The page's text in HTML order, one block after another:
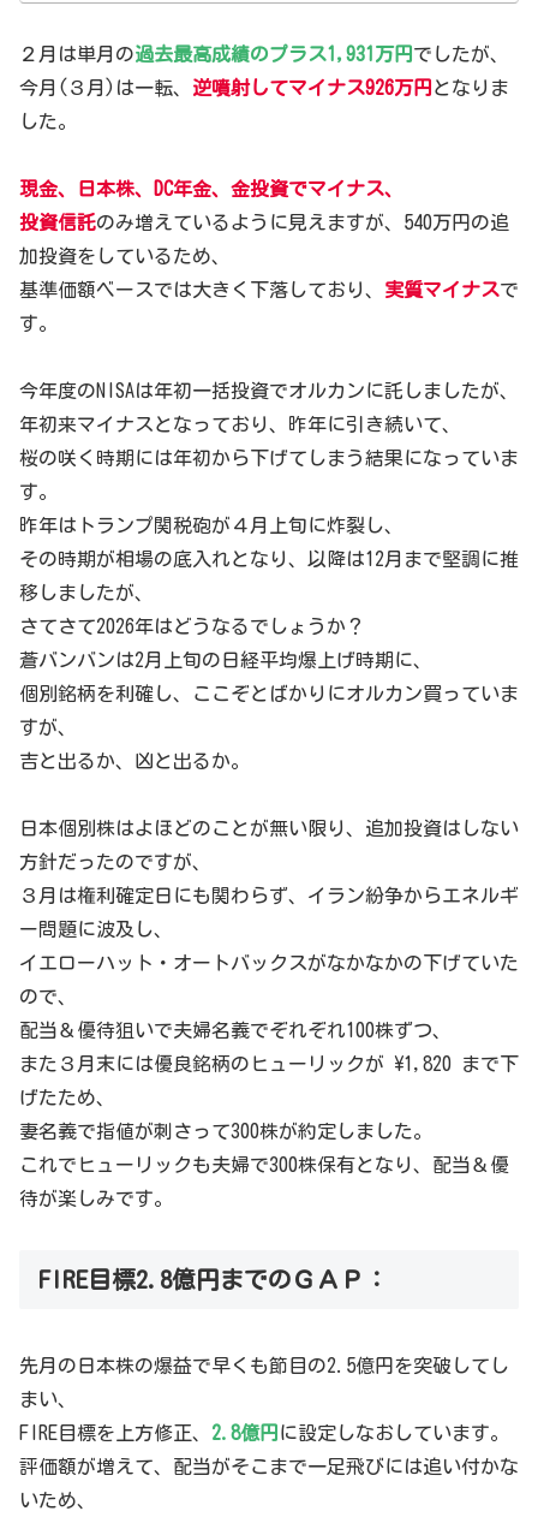
２月は単月の過去最高成績のプラス1,931万円 でしたが、
今月(３月)は一転、 逆噴射してマイナス926万円 となりま
した。
現金、日本株、DC年金、金投資でマイナス、
投資信託のみ増えているように見えますが、540万円の追
加投資をしているため、
基準価額ベースでは大きく下落しており、 実質マイナスで
す。
今年度のNISAは年初一括投資でオルカンに託しましたが、
年初来マイナスとなっており、昨年に引き続いて、
桜の咲く時期には年初から下げてしまう結果になっていま
す。
昨年はトランプ関税砲が４月上旬に炸裂し、
その時期が相場の底入れとなり、以降は12月まで堅調に推
移しましたが、
さてさて2026年はどうなるでしょうか？
蒼バンバンは2月上旬の日経平均爆上げ時期に、
個別銘柄を利確し、ここぞとばかりにオルカン買っていま
すが、
吉と出るか、凶と出るか。
日本個別株はよほどのことが無い限り、追加投資はしない
方針だったのですが、
３月は権利確定日にも関わらず、イラン紛争からエネルギ
ー問題に波及し、
イエローハット・オートバックスがなかなかの下げていた
ので、
配当＆優待狙いで夫婦名義でぞれぞれ100株ずつ、
また３月末には優良銘柄のヒューリックが \1,820 まで下
げたため、
妻名義で指値が刺さって300株が約定しました。
これでヒューリックも夫婦で300株保有となり、配当＆優
待が楽しみです。
FIRE目標2.8億円までのＧＡＰ：
先月の日本株の爆益で早くも節目の2.5億円を突破してし
まい、
FIRE目標を上方修正、 2.8億円 に設定しなおしています。
評価額が増えて、配当がそこまで一足飛びには追い付かな
いため、